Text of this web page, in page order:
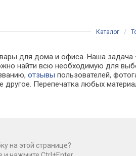
Каталог /
для дома и офиса. Наша
найти всю необходимую для
отзывы пользователей,
другое. Перепечатка любых
на этой странице?